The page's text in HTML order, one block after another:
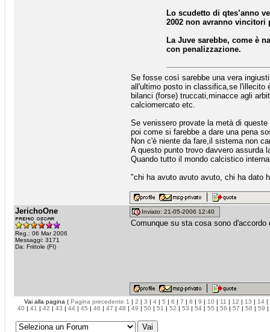
Lo scudetto di qtes’anno
2002 non avranno vincitori
La Juve sarebbe, come è
con penalizzazione.
Se fosse così sarebbe una vera
all'ultimo posto in classifica,se l'illecito
bilanci (forse) truccati,minacce agli
calciomercato etc.
Se venissero provate la metà di
poi come si farebbe a dare una pena
Non c'è niente da fare,il sistema non
A questo punto trovo davvero assurda
Quando tutto il mondo calcistico
"chi ha avuto avuto avuto, chi ha dato
JerichoOne
Reg.: 06 Mar 2006
Messaggi: 3171
Da: Frittole (FI)
Inviato: 21-05-2006 12:40
Comunque su sta cosa sono
Vai alla pagina ( Pagina precedente 1 | 2 | 3 | 4 | 5 | 6 | 7 | 8 | 9 | 10 | 11 | 12 | 13 | 14 |
40 | 41 | 42 | 43 | 44 | 45 | 46 | 47 | 48 | 49 | 50 | 51 | 52 | 53 | 54 | 55 | 56 | 57 | 58 | 59 |